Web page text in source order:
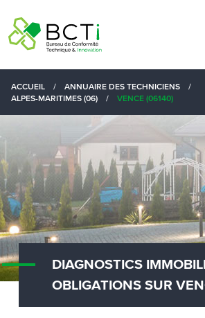
ACCUEIL / ANNUAIRE DES TECHNICIENS
/
ALPES-MARITIMES (06)
/ VENCE (06140)
DIAGNOSTICS
OBLIGATIONS SUR